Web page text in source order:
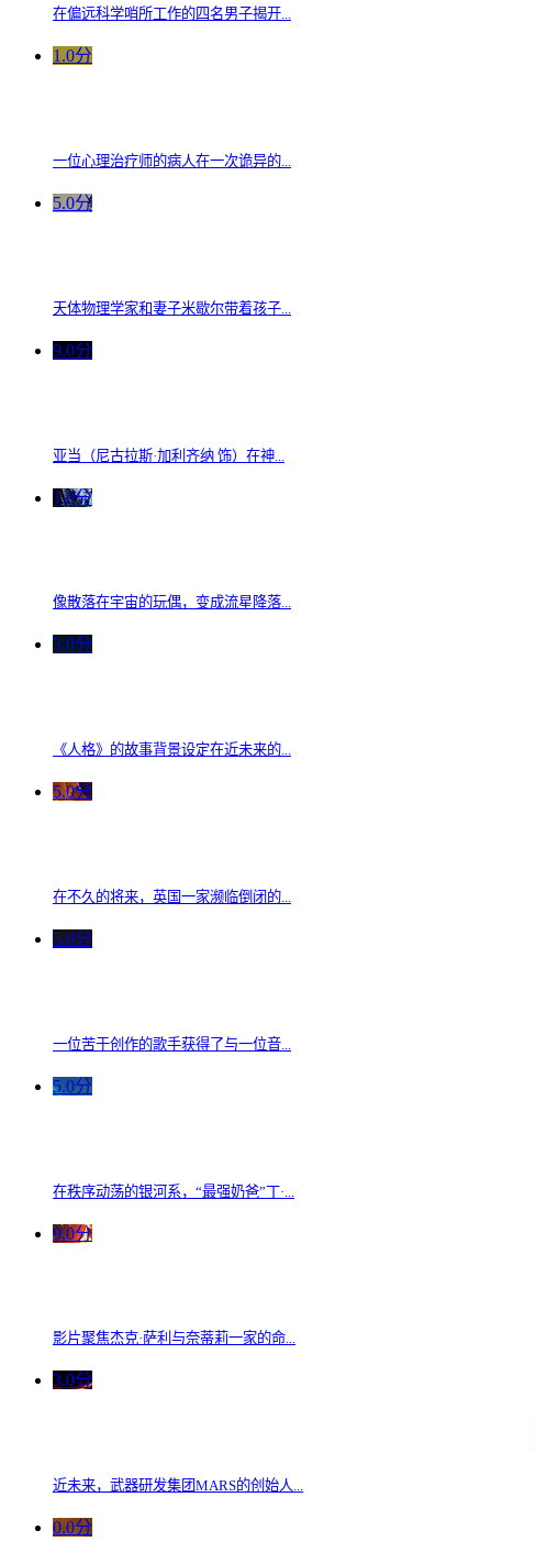
在偏远科学哨所工作的四名男子揭开...
1.0分
一位心理治疗师的病人在一次诡异的...
5.0分
天体物理学家和妻子米歇尔带着孩子...
9.0分
亚当（尼古拉斯·加利齐纳 饰）在神...
1.0分
像散落在宇宙的玩偶，变成流星降落...
3.0分
《人格》的故事背景设定在近未来的...
5.0分
在不久的将来，英国一家濒临倒闭的...
5.0分
一位苦于创作的歌手获得了与一位音...
5.0分
在秩序动荡的银河系，“最强奶爸”丁·...
9.0分
影片聚焦杰克·萨利与奈蒂莉一家的命...
3.0分
近未来，武器研发集团MARS的创始人...
0.0分